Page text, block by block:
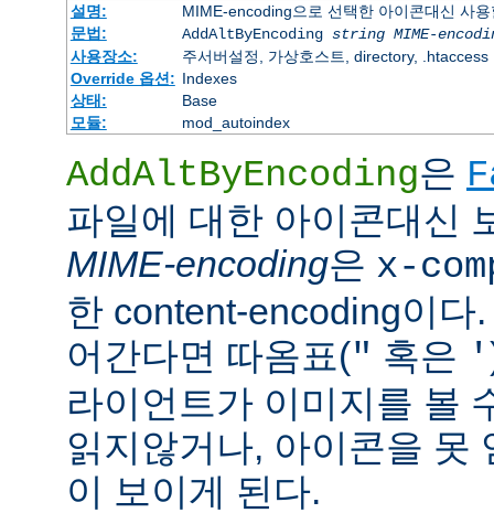
설명:
MIME-encoding으로 선택한 아이콘대신 사
문법:
AddAltByEncoding string MIME-
사용장소:
주서버설정, 가상호스트, directory, .htaccess
Override 옵션: Indexes
상태:
Base
모듈:
mod_autoindex
AddAltByEncoding은
파일에 대한 아이콘대신
MIME-encoding은 x-
한 content-encoding이다
어간다면 따옴표(" 혹은 '
라이언트가 이미지를 볼
읽지않거나, 아이콘을 못
이 보이게 된다.